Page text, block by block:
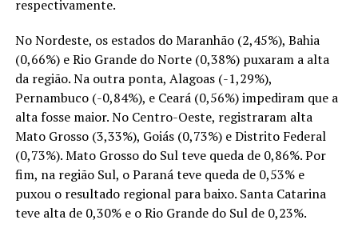
respectivamente.
No Nordeste, os estados do Maranhão (2,45%), Bahia
(0,66%) e Rio Grande do Norte (0,38%) puxaram a alta
da região. Na outra ponta, Alagoas (-1,29%),
Pernambuco (-0,84%), e Ceará (0,56%) impediram que a
alta fosse maior. No Centro-Oeste, registraram alta
Mato Grosso (3,33%), Goiás (0,73%) e Distrito Federal
(0,73%). Mato Grosso do Sul teve queda de 0,86%. Por
fim, na região Sul, o Paraná teve queda de 0,53% e
puxou o resultado regional para baixo. Santa Catarina
teve alta de 0,30% e o Rio Grande do Sul de 0,23%.